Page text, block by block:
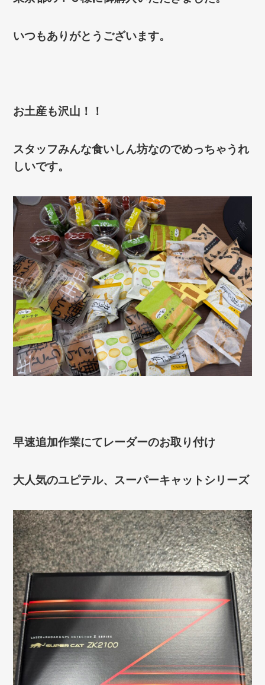
いつもありがとうございます。
お土産も沢山！！
スタッフみんな食いしん坊なのでめっちゃうれ
しいです。
早速追加作業にてレーダーのお取り付け
大人気のユピテル、スーパーキャットシリーズ